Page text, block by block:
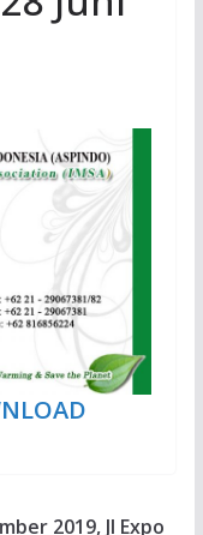
2019, JI Expo